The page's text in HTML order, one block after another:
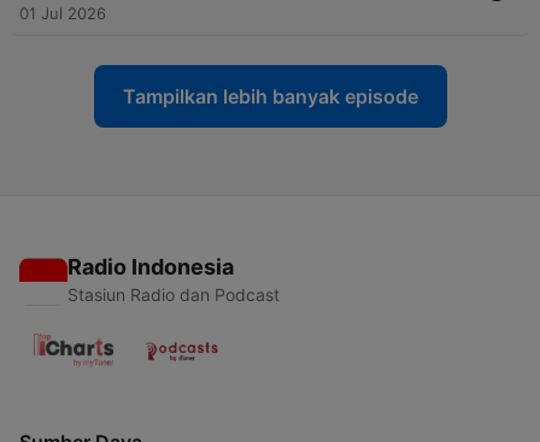
01 Jul 2026
Tampilkan lebih banyak episode
Radio Indonesia
Stasiun Radio dan Podcast